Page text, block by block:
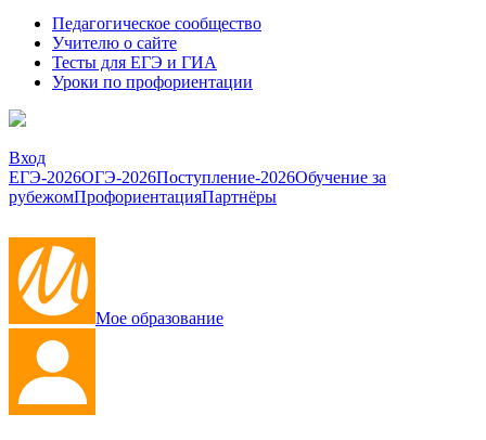
Педагогическое сообщество
Учителю о сайте
Тесты для ЕГЭ и ГИА
Уроки по профориентации
Вход
ЕГЭ-2026ОГЭ-2026Поступление-2026Обучение за
рубежомПрофориентацияПартнёры
Мое образование